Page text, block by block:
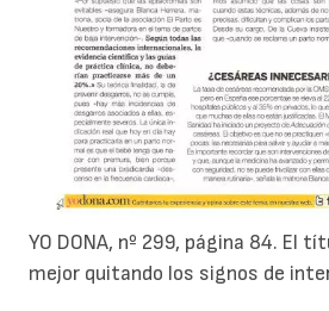
YO DONA, nº 299, página 84. El
mejor quitando los signos de